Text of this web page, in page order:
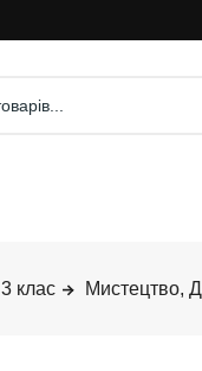
3 клас Мистецтво,